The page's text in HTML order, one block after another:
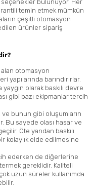
seçenekler bulunuyor. Her
temin etmek mümkün
çeşitli otomasyon
ürünler sipariş
otomasyon
yapılarında barındırırlar.
olarak baskılı devre
gibi bazı ekipmanlar tercih
bunun gibi oluşumların
sayede olası hasar ve
Öte yandan baskılı
kolaylık elde edilmesine
ederken de diğerlerine
gereklidir. Kaliteli
uzun süreler kullanımda